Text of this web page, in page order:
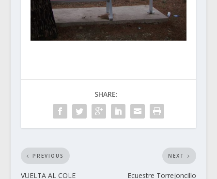
SHARE:
PREVIOUS
VUELTA AL COLE
NEXT
Ecuestre Torrejoncillo